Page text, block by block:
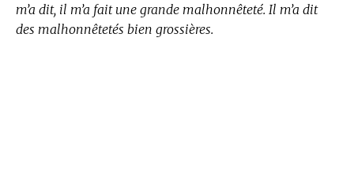
m’a dit, il m’a fait une grande malhonnêteté. Il m’a dit
des malhonnêtetés bien grossières.